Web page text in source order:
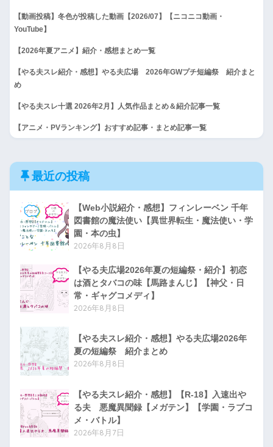
【動画投稿】冬色が投稿した動画【2026/07】【ニコニコ動画・
YouTube】
【2026年夏アニメ】紹介・感想まとめ一覧
【やる夫スレ紹介・感想】やる夫広場 2026年GWプチ短編祭 紹介まと
め
【やる夫スレ十選 2026年2月】人気作品まとめ＆紹介記事一覧
【アニメ・PVランキング】おすすめ記事・まとめ記事一覧
最近の投稿
【Web小説紹介・感想】フィンレーベン 千年
図書館の魔法使い【異世界転生・魔法使い・学
園・本の虫】
2026年8月8日
【やる夫広場2026年夏の短編祭・紹介】初恋
は酒とタバコの味【馬路まんじ】【神父・日
常・ギャグコメディ】
2026年8月8日
【やる夫スレ紹介・感想】やる夫広場2026年
夏の短編祭 紹介まとめ
2026年8月8日
【やる夫スレ紹介・感想】【R-18】入速出や
る夫 悪魔異聞録【メガテン】【学園・ラブコ
メ・バトル】
2026年8月7日